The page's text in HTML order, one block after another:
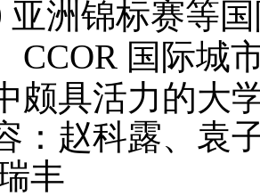
亚洲锦标赛等
CCOR 国际城
颇具活力的大
：赵科露、袁
丰